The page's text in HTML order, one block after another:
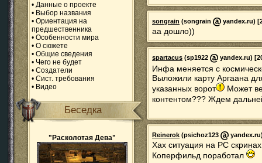
• Данные о проекте
• Выбор названия
• Ориентация на
предшественника
• Особенности мира
• О сюжете
• Общие сведения
• Чего не будет
• Создатели
• Сист. требования
• Видео
Беседка
"Расколотая Дева"
songrain (songrain yandex.ru)
аа дошло))
spartacus (sp1922 yandex.ru)
Инфа меняется с
Выложили карту Аргаана
указанных ворот
Может
контентом??? Ждем
Reinerok (psichoz123
Хах ситуация на PC
Коперфильд поработал